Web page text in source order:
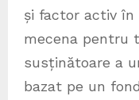
și factor activ
mecena pentru
susținătoare a
bazat pe un